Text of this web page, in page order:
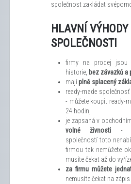
společnost zakládat
HLAVNÍ
SPOLEČNOSTI
firmy na prodej jsou
historie, bez závazků a
majíplně splacený
ready-made společnosť
- můžete koupit ready-
24 hodin,
je zapsaná v
volné živnosti -
společností toto
firmou tak nemůžete
musíte čekat až do
za firmu můžete
nemusíte čekat na